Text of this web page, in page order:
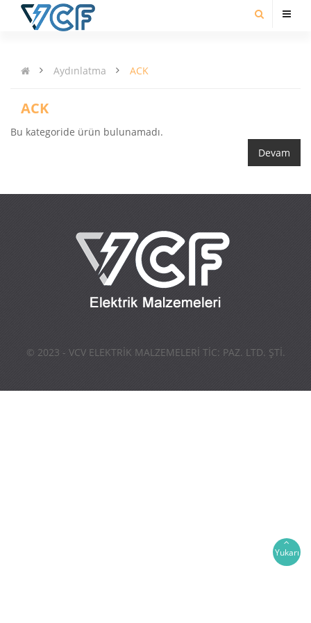
Aydınlatma ACK
ACK
Bu kategoride ürün bulunamadı.
Devam
© 2023 - VCV ELEKTRİK MALZEMELERİ TİC: PAZ. LTD. ŞTİ.
Yukarı